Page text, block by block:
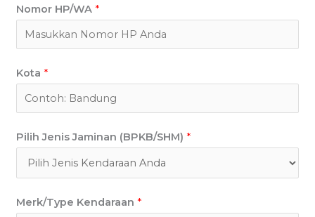
Nomor HP/WA *
Kota *
Pilih Jenis Jaminan (BPKB/SHM) *
Merk/Type Kendaraan *